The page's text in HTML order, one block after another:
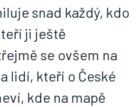
snad každý, kdo
ji ještě
se ovšem na
lidí, kteří o České
kde na mapě